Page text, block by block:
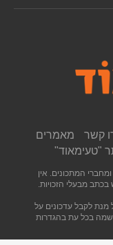
קשר
מאמרים
"טעימאוד"
המתכונים. אין
מבעלי הזכויות.
לקבל עדכונים על
בכל עת בהגדרות